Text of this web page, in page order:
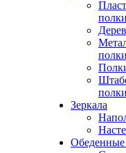
полки
полки
полки
Зеркала